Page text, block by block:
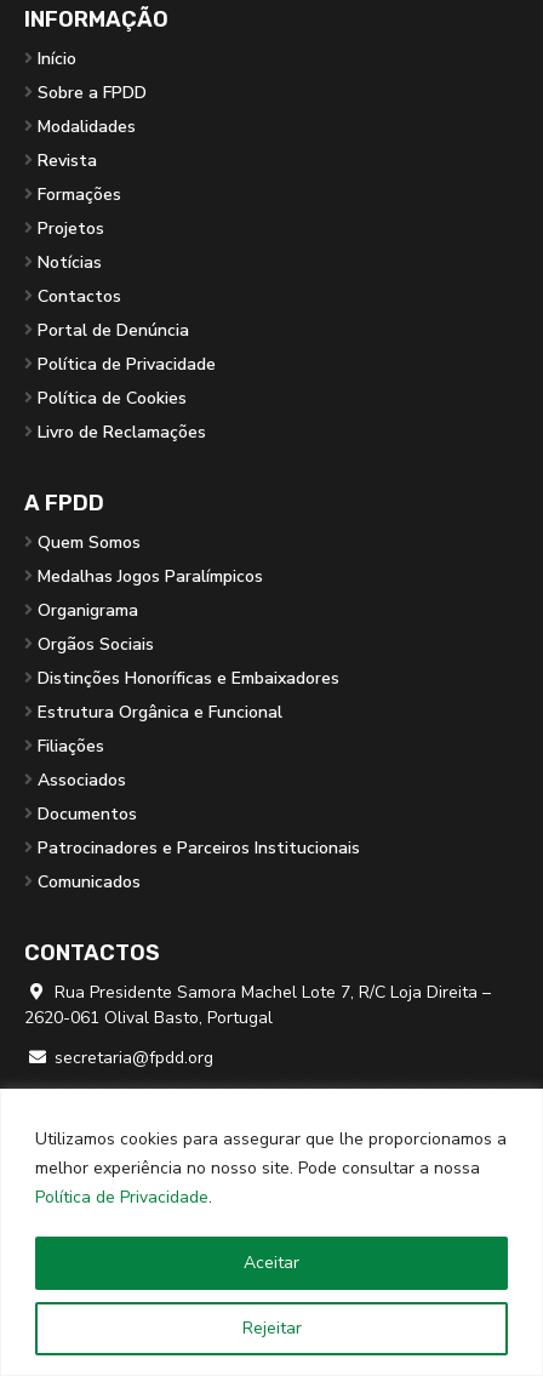
Utilizamos cookies para assegurar que lhe proporcionamos a
melhor experiência no nosso site. Pode consultar a nossa
Política de Privacidade.
Rejeitar
Aceitar
INFORMAÇÃO
Início
Sobre a FPDD
Modalidades
Revista
Formações
Projetos
Notícias
Contactos
Portal de Denúncia
Política de Privacidade
Política de Cookies
Livro de Reclamações
A FPDD
Quem Somos
Medalhas Jogos Paralímpicos
Organigrama
Orgãos Sociais
Distinções Honoríficas e Embaixadores
Estrutura Orgânica e Funcional
Filiações
Associados
Documentos
Patrocinadores e Parceiros Institucionais
Comunicados
CONTACTOS

Rua Presidente Samora Machel Lote 7, R/C Loja Direita –
2620-061 Olival Basto, Portugal
 secretaria@fpdd.org
⁽*⁾ chamada para rede fixa nacional
© 2026
· Todos os direitos reservados · Website criado
SPOT Digital